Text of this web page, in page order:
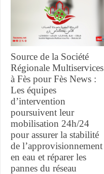
Source de la Société
Régionale Multiservices
à Fès pour Fès News :
Les équipes
d’intervention
poursuivent leur
mobilisation 24h/24
pour assurer la stabilité
de l’approvisionnement
en eau et réparer les
pannes du réseau